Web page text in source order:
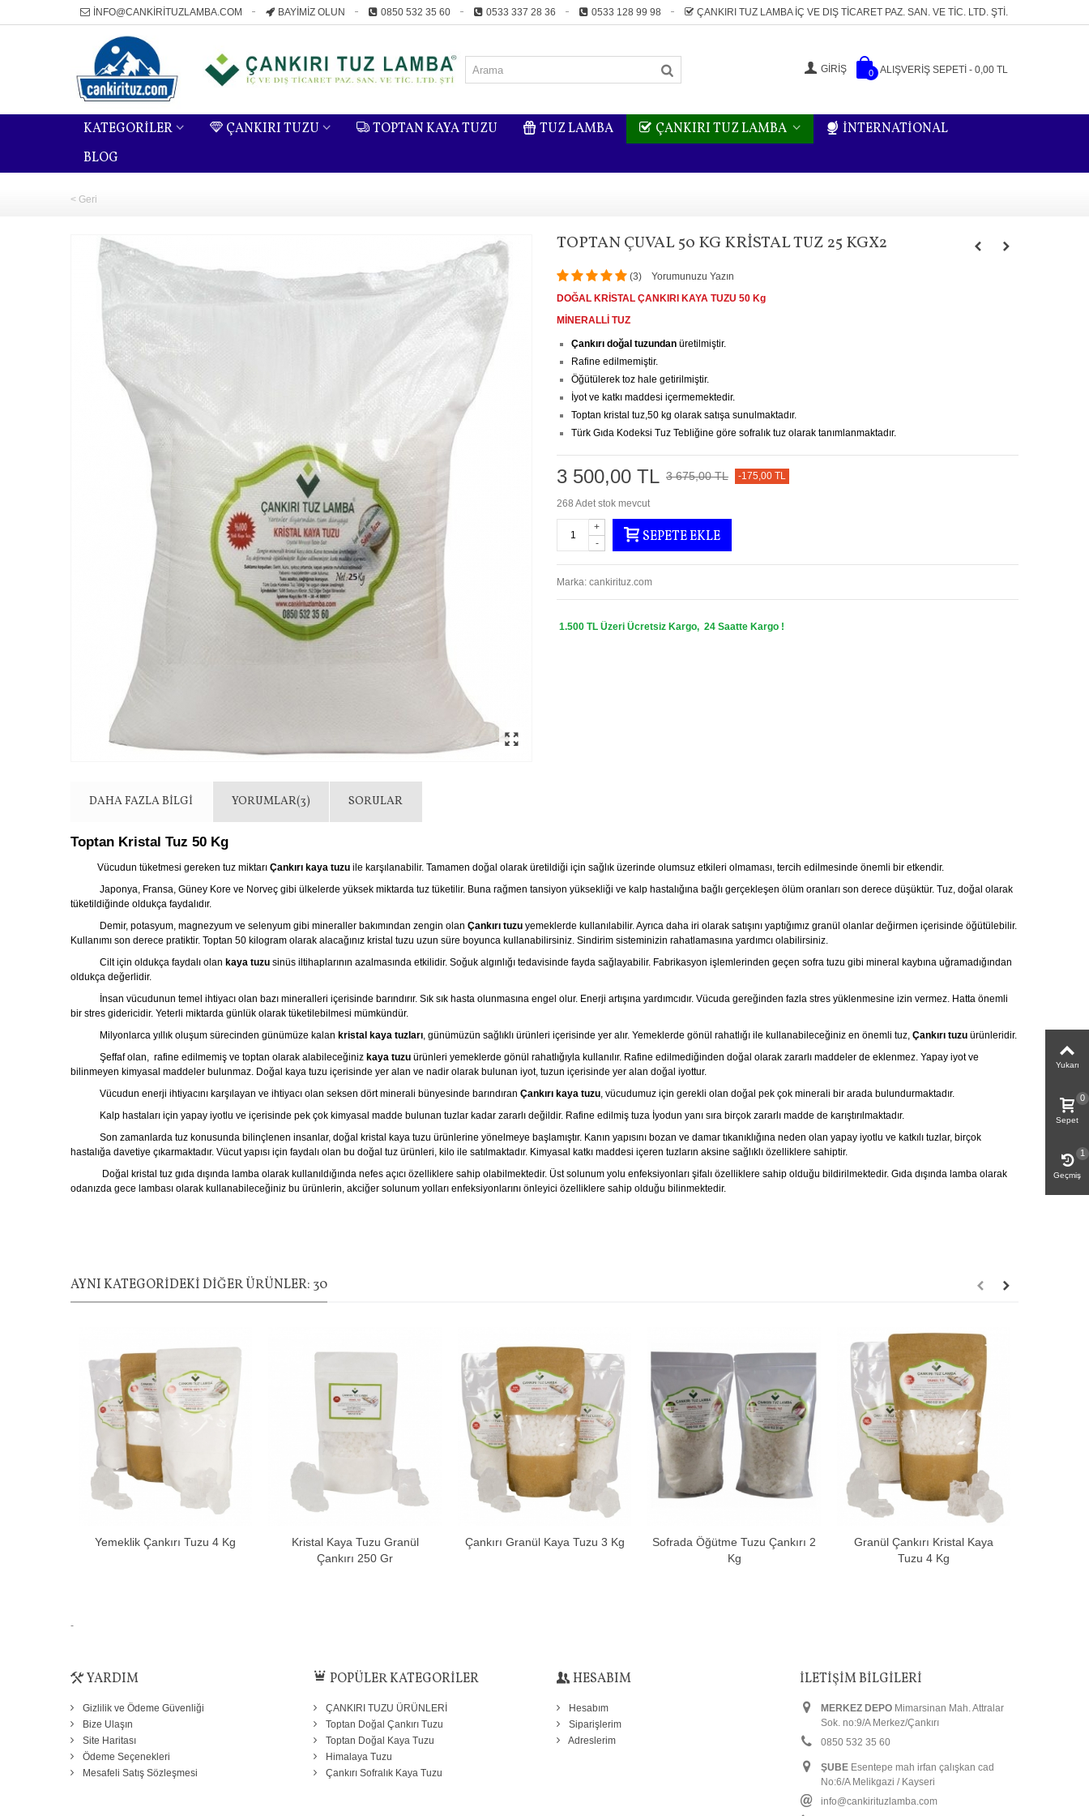
INFO@CANKIRITUZLAMBA.COM BAYIMIZ OLUN 0850 532 35 60 0533 337 28 36 0533 128 99 98 ÇANKIRI TUZ LAMBA İÇ VE DIŞ TICARET PAZ. SAN. VE TIC. LTD. ŞTI.
0 ALIŞVERIŞ SEPETI - 0,00 TL
GIRIŞ
KATEGORILER ÇANKIRI TUZU TOPTAN KAYA TUZU TUZ LAMBA ÇANKIRI TUZ LAMBA
İNTERNATİONAL
BLOG
< Geri
TOPTAN ÇUVAL 50 KG KRISTAL TUZ 25 KGX2
(3)
Yorumunuzu Yazın
DOĞAL KRİSTAL ÇANKIRI KAYA TUZU 50 Kg
MİNERALLİ TUZ
Çankırı doğal tuzundan üretilmiştir.
Rafine edilmemiştir.
Öğütülerek toz hale getirilmiştir.
İyot ve katkı maddesi içermemektedir.
Toptan kristal tuz,50 kg olarak satışa sunulmaktadır.
Türk Gıda Kodeksi Tuz Tebliğine göre sofralık tuz olarak tanımlanmaktadır.
3 500,00 TL 3 675,00 TL -175,00 TL
268 Adet stok mevcut
-
+
SEPETE EKLE
Marka: cankirituz.com
1.500 TL Üzeri Ücretsiz Kargo, 24 Saatte Kargo !
DAHA FAZLA BILGI YORUMLAR(3) SORULAR
Toptan Kristal Tuz 50 Kg
Vücudun tüketmesi gereken tuz miktarı Çankırı kaya tuzu ile karşılanabilir. Tamamen doğal olarak üretildiği için sağlık üzerinde olumsuz etkileri olmaması, tercih edilmesinde önemli bir etkendir.
Japonya, Fransa, Güney Kore ve Norveç gibi ülkelerde yüksek miktarda tuz tüketilir. Buna rağmen tansiyon yüksekliği ve kalp hastalığına bağlı gerçekleşen ölüm oranları son derece düşüktür. Tuz, doğal olarak
tüketildiğinde oldukça faydalıdır.
Demir, potasyum, magnezyum ve selenyum gibi mineraller bakımından zengin olan Çankırı tuzu yemeklerde kullanılabilir. Ayrıca daha iri olarak satışını yaptığımız granül olanlar değirmen içerisinde öğütülebilir.
Kullanımı son derece pratiktir. Toptan 50 kilogram olarak alacağınız kristal tuzu uzun süre boyunca kullanabilirsiniz. Sindirim sisteminizin rahatlamasına yardımcı olabilirsiniz.
Cilt için oldukça faydalı olan kaya tuzu sinüs iltihaplarının azalmasında etkilidir. Soğuk algınlığı tedavisinde fayda sağlayabilir. Fabrikasyon işlemlerinden geçen sofra tuzu gibi mineral kaybına uğramadığından
oldukça değerlidir.
İnsan vücudunun temel ihtiyacı olan bazı mineralleri içerisinde barındırır. Sık sık hasta olunmasına engel olur. Enerji artışına yardımcıdır. Vücuda gereğinden fazla stres yüklenmesine izin vermez. Hatta önemli
bir stres gidericidir. Yeterli miktarda günlük olarak tüketilebilmesi mümkündür.
Milyonlarca yıllık oluşum sürecinden günümüze kalan kristal kaya tuzları, günümüzün sağlıklı ürünleri içerisinde yer alır. Yemeklerde gönül rahatlığı ile kullanabileceğiniz en önemli tuz, Çankırı tuzu ürünleridir.
Şeffaf olan, rafine edilmemiş ve toptan olarak alabileceğiniz kaya tuzu ürünleri yemeklerde gönül rahatlığıyla kullanılır. Rafine edilmediğinden doğal olarak zararlı maddeler de eklenmez. Yapay iyot ve
bilinmeyen kimyasal maddeler bulunmaz. Doğal kaya tuzu içerisinde yer alan ve nadir olarak bulunan iyot, tuzun içerisinde yer alan doğal iyottur.
Vücudun enerji ihtiyacını karşılayan ve ihtiyacı olan seksen dört minerali bünyesinde barındıran Çankırı kaya tuzu, vücudumuz için gerekli olan doğal pek çok minerali bir arada bulundurmaktadır.
Kalp hastaları için yapay iyotlu ve içerisinde pek çok kimyasal madde bulunan tuzlar kadar zararlı değildir. Rafine edilmiş tuza İyodun yanı sıra birçok zararlı madde de karıştırılmaktadır.
Son zamanlarda tuz konusunda bilinçlenen insanlar, doğal kristal kaya tuzu ürünlerine yönelmeye başlamıştır. Kanın yapısını bozan ve damar tıkanıklığına neden olan yapay iyotlu ve katkılı tuzlar, birçok
hastalığa davetiye çıkarmaktadır. Vücut yapısı için faydalı olan bu doğal tuz ürünleri, kilo ile satılmaktadır. Kimyasal katkı maddesi içeren tuzların aksine sağlıklı özelliklere sahiptir.
Doğal kristal tuz gıda dışında lamba olarak kullanıldığında nefes açıcı özelliklere sahip olabilmektedir. Üst solunum yolu enfeksiyonları şifalı özelliklere sahip olduğu bildirilmektedir. Gıda dışında lamba olarak
odanızda gece lambası olarak kullanabileceğiniz bu ürünlerin, akciğer solunum yolları enfeksiyonlarını önleyici özelliklere sahip olduğu bilinmektedir.
AYNI KATEGORIDEKI DIĞER ÜRÜNLER: 30
Sepete Ekle
Yemeklik Çankırı Tuzu 4 Kg Sepete Ekle
Kristal Kaya Tuzu Granül
Çankırı 250 Gr
Sepete Ekle
Çankırı Granül Kaya Tuzu 3 Kg Sepete Ekle
Sofrada Öğütme Tuzu Çankırı 2
Kg
Sepete Ekle
Granül Çankırı Kristal Kaya
Tuzu 4 Kg
-
YARDIM
Gizlilik ve Ödeme Güvenliği
Bize Ulaşın
Site Haritası
Ödeme Seçenekleri
Mesafeli Satış Sözleşmesi
POPÜLER KATEGORİLER
ÇANKIRI TUZU ÜRÜNLERİ
Toptan Doğal Çankırı Tuzu
Toptan Doğal Kaya Tuzu
Himalaya Tuzu
Çankırı Sofralık Kaya Tuzu
HESABIM
Hesabım
Siparişlerim
Adreslerim
İLETIŞIM BILGILERI
MERKEZ DEPO Mimarsinan Mah. Attralar
Sok. no:9/A Merkez/Çankırı
0850 532 35 60
ŞUBE Esentepe mah irfan çalışkan cad
No:6/A Melikgazi / Kayseri
info@cankirituzlamba.com
Yukarı
Sepet
0
Geçmiş
1